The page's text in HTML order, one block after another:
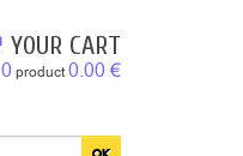
YOUR CART
0 product0.00 €